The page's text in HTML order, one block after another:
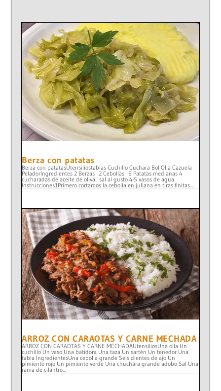
Berza con patatas
Berza con patatasUtensiliostablas Cuchillo Cuchara Bol Olla Cazuela
PeladorIngredientes 2 Berzas 2 Cebollas 6 Patatas medianas 4
cucharadas de aceite de oliva sal al gusto 4-5 vasos de agua
Instrucciones1Primero cortamos la cebolla en juliana en tiras finitas....
ARROZ CON CARAOTAS Y CARNE MECHADA
ARROZ CON CARAOTAS Y CARNE MECHADAUtensiliosUna olla Un
cuchillo Un vaso Una batidora Una taza Un sartén Un tenedor Una
tabla IngredientesUna cebolla grande Seis dientes de ajo Un
pimiento rojo Un pimiento verde Una chuchara grande adobo Sal Una
rama de cilantro...